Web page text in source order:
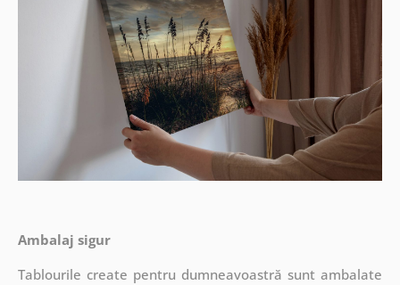
Ambalaj sigur
Tablourile create pentru dumneavoastră sunt ambalate